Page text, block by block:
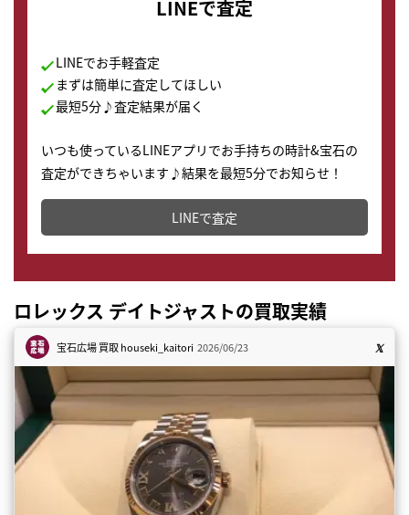
LINEで査定
LINEでお手軽査定
まずは簡単に査定してほしい
最短5分♪査定結果が届く
いつも使っているLINEアプリでお手持ちの時計&宝石の
査定ができちゃいます♪結果を最短5分でお知らせ！
どこからでもすぐに査定金額を知ることが出来ます。
LINEで査定
ロレックス デイトジャストの買取実績
宝石広場 買取houseki_kaitori 2026/06/23